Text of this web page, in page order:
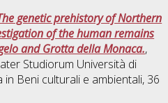
genetic prehistory of Northern
of the human remains
and Grotta della Monaca.,
Studiorum Università di
in Beni culturali e ambientali, 36